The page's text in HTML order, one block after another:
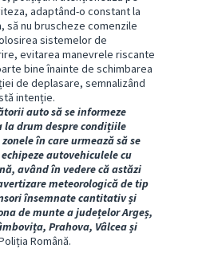
adaptând-o constant la
să nu bruscheze comenzile
sistemelor de
evitarea manevrele riscante
bine înainte de schimbarea
de deplasare, semnalizând
intenție.
auto să se informeze
la drum despre condițiile
în care urmează să se
autovehiculele cu
având în vedere că astăzi
meteorologică de tip
însemnate cantitativ și
de munte a județelor Argeș,
Prahova, Vâlcea și
Română.